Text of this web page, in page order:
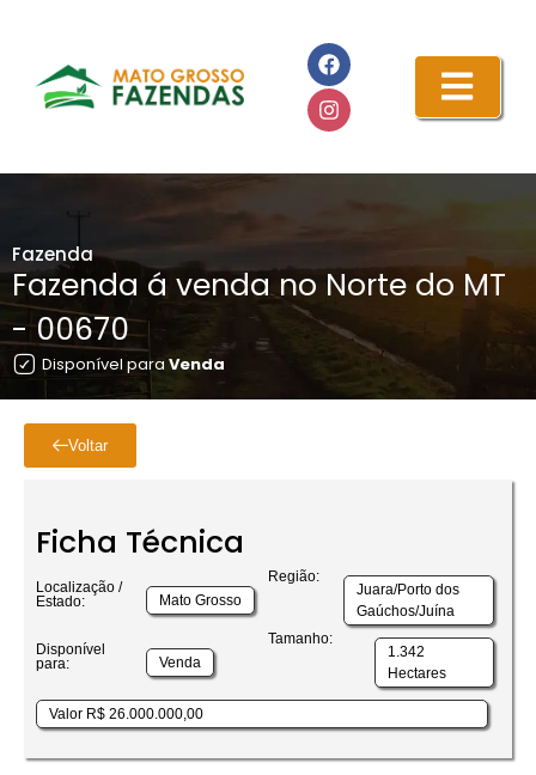
Fazenda
Fazenda á venda no Norte do MT
- 00670
Disponível para Venda
Voltar
Ficha Técnica
Localização /
Estado:
Mato Grosso
Região:
Juara/Porto dos
Gaúchos/Juína
Disponível
para:
Venda
Tamanho:
1.342
Hectares
Valor R$ 26.000.000,00